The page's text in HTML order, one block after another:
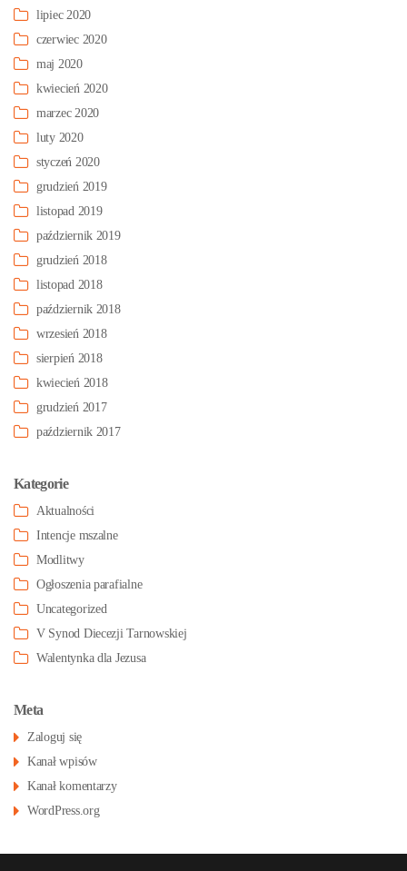
lipiec 2020
czerwiec 2020
maj 2020
kwiecień 2020
marzec 2020
luty 2020
styczeń 2020
grudzień 2019
listopad 2019
październik 2019
grudzień 2018
listopad 2018
październik 2018
wrzesień 2018
sierpień 2018
kwiecień 2018
grudzień 2017
październik 2017
Kategorie
Aktualności
Intencje mszalne
Modlitwy
Ogłoszenia parafialne
Uncategorized
V Synod Diecezji Tarnowskiej
Walentynka dla Jezusa
Meta
Zaloguj się
Kanał wpisów
Kanał komentarzy
WordPress.org